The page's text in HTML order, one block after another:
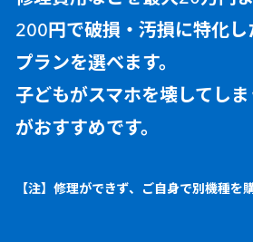
200円で破損・汚損に特化
プランを選べます。
子どもがスマホを壊してし
がおすすめです。
【注】修理ができず、ご自身で別機種を